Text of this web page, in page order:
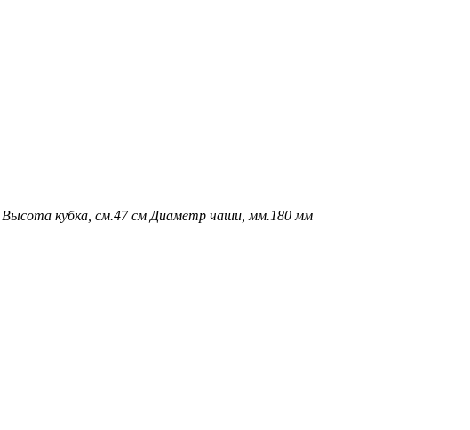
Высота кубка, см.47 см Диаметр чаши, мм.180 мм